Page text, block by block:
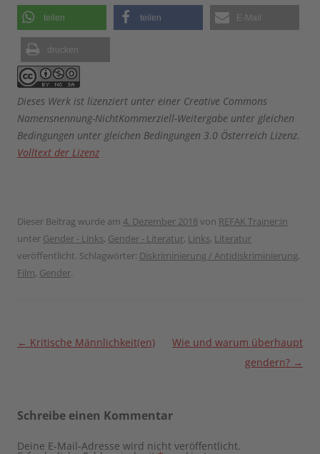
teilen teilen E-Mail
drucken
Dieses Werk ist lizenziert unter einer Creative Commons
Namensnennung-NichtKommerziell-Weitergabe unter gleichen
Bedingungen unter gleichen Bedingungen 3.0 Österreich Lizenz.
Volltext der Lizenz
Dieser Beitrag wurde am 4. Dezember 2018von REFAK Trainer:in
unter Gender - Links, Gender - Literatur, Links, Literatur
veröffentlicht. Schlagwörter: Diskriminierung / Antidiskriminierung,
Film, Gender.
Beitragsnavigation
← Kritische Männlichkeit(en)
Wie und warum überhaupt
gendern? →
Schreibe einen Kommentar
Deine E-Mail-Adresse wird nicht veröffentlicht.